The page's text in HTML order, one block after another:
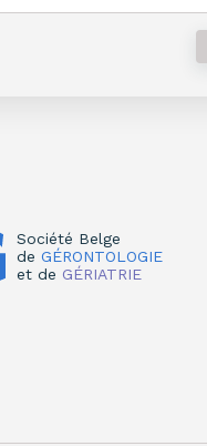
Société Belge
de GÉRONTOLOGIE
et de GÉRIATRIE